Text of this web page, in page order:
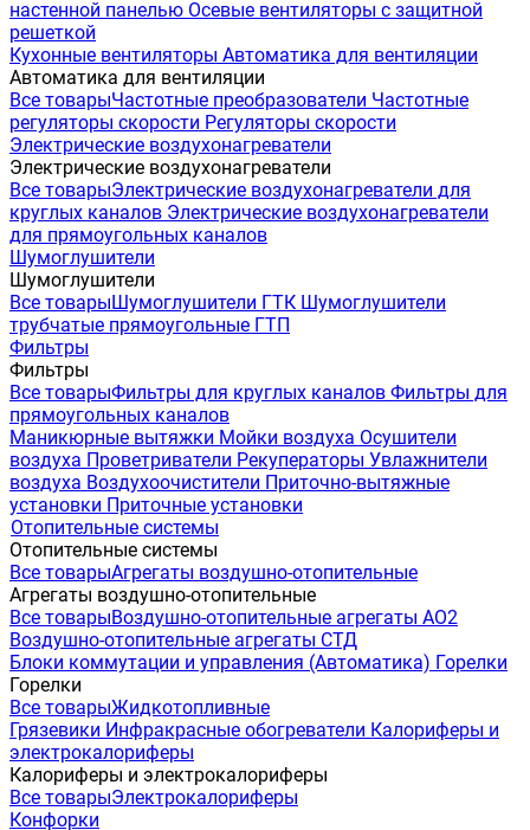
настенной панелью Осевые вентиляторы с защитной
решеткой
Кухонные вентиляторы Автоматика для вентиляции
Автоматика для вентиляции
Все товарыЧастотные преобразователи Частотные
регуляторы скорости Регуляторы скорости
Электрические воздухонагреватели
Электрические воздухонагреватели
Все товарыЭлектрические воздухонагреватели для
круглых каналов Электрические воздухонагреватели
для прямоугольных каналов
Шумоглушители
Шумоглушители
Все товарыШумоглушители ГТК Шумоглушители
трубчатые прямоугольные ГТП
Фильтры
Фильтры
Все товарыФильтры для круглых каналов Фильтры для
прямоугольных каналов
Маникюрные вытяжки Мойки воздуха Осушители
воздуха Проветриватели Рекуператоры Увлажнители
воздуха Воздухоочистители Приточно-вытяжные
установки Приточные установки
Отопительные системы
Отопительные системы
Все товарыАгрегаты воздушно-отопительные
Агрегаты воздушно-отопительные
Все товарыВоздушно-отопительные агрегаты АО2
Воздушно-отопительные агрегаты СТД
Блоки коммутации и управления (Автоматика) Горелки
Горелки
Все товарыЖидкотопливные
Грязевики Инфракрасные обогреватели Калориферы и
электрокалориферы
Калориферы и электрокалориферы
Все товарыЭлектрокалориферы
Конфорки